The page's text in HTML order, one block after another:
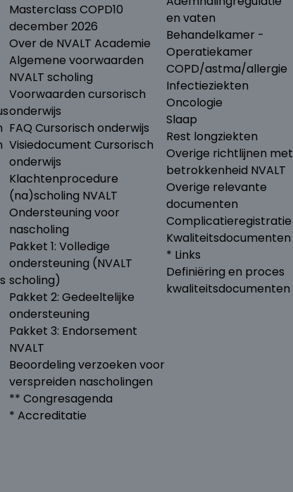
Masterclass COPD10
december 2026
Over de NVALT Academie
Algemene voorwaarden
NVALT scholing
Voorwaarden cursorisch
onderwijs
FAQ Cursorisch onderwijs
Visiedocument Cursorisch
onderwijs
Klachtenprocedure
(na)scholing NVALT
Ondersteuning voor
nascholing
Pakket 1: Volledige
ondersteuning (NVALT
scholing)
Pakket 2: Gedeeltelijke
ondersteuning
Pakket 3: Endorsement
NVALT
Beoordeling verzoeken voor
verspreiden nascholingen
** Congresagenda
* Accreditatie
en vaten
Behandelkamer -
Operatiekamer
COPD/astma/allergie
Infectieziekten
Oncologie
Slaap
Rest longziekten
Overige richtlijnen met
betrokkenheid NVALT
Overige relevante
documenten
Complicatieregistratie
Kwaliteitsdocumenten
* Links
Definiëring en proces
kwaliteitsdocumenten